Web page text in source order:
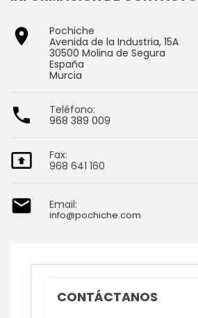

Pochiche
Avenida de la Industria, 15A
30500 Molina de Segura
España
Murcia

Teléfono:
968 389 009

Fax:
968 641 160
 Email:
info@pochiche.com
CONTÁCTANOS